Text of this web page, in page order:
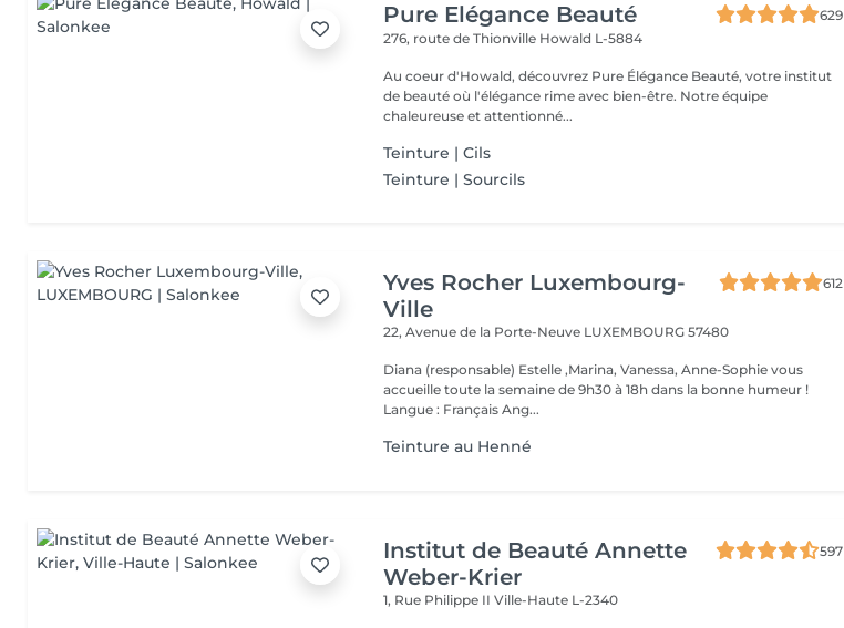
Pure Elégance Beauté
629
276, route de Thionville Howald L-5884
Au coeur d'Howald, découvrez Pure Élégance Beauté, votre institut
de beauté où l'élégance rime avec bien-être. Notre équipe
chaleureuse et attentionné...
Teinture | Cils
Teinture | Sourcils
Yves Rocher Luxembourg-
Ville
612
22, Avenue de la Porte-Neuve LUXEMBOURG 57480
Diana (responsable) Estelle ,Marina, Vanessa, Anne-Sophie vous
accueille toute la semaine de 9h30 à 18h dans la bonne humeur !
Langue : Français Ang...
Teinture au Henné
Institut de Beauté Annette
Weber-Krier
597
1, Rue Philippe IIVille-Haute L-2340